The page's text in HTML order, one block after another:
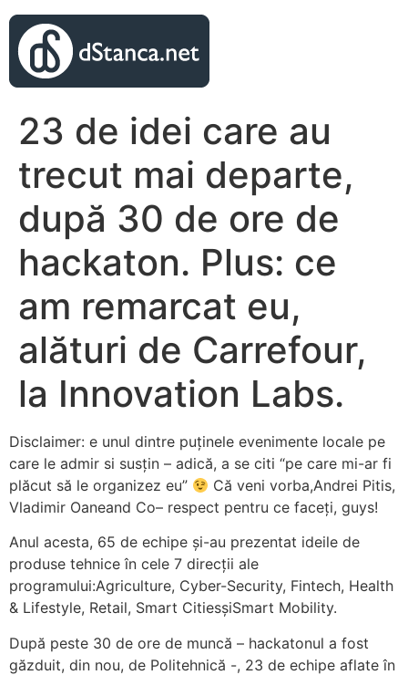
23 de idei care au
trecut mai departe,
după 30 de ore de
hackaton. Plus: ce
am remarcat eu,
alături de Carrefour,
la Innovation Labs.
Disclaimer: e unul dintre puținele evenimente locale pe
care le admir si susțin – adică, a se citi “pe care mi-ar fi
plăcut să le organizez eu”
Că veni vorba,Andrei Pitis,
Vladimir Oaneand Co– respect pentru ce faceți, guys!
Anul acesta, 65 de echipe și-au prezentat ideile de
produse tehnice în cele 7 direcții ale
programului:Agriculture, Cyber-Security, Fintech, Health
& Lifestyle, Retail, Smart CitiesșiSmart Mobility.
După peste 30 de ore de muncă – hackatonul a fost
găzduit, din nou, de Politehnică -, 23 de echipe aflate în